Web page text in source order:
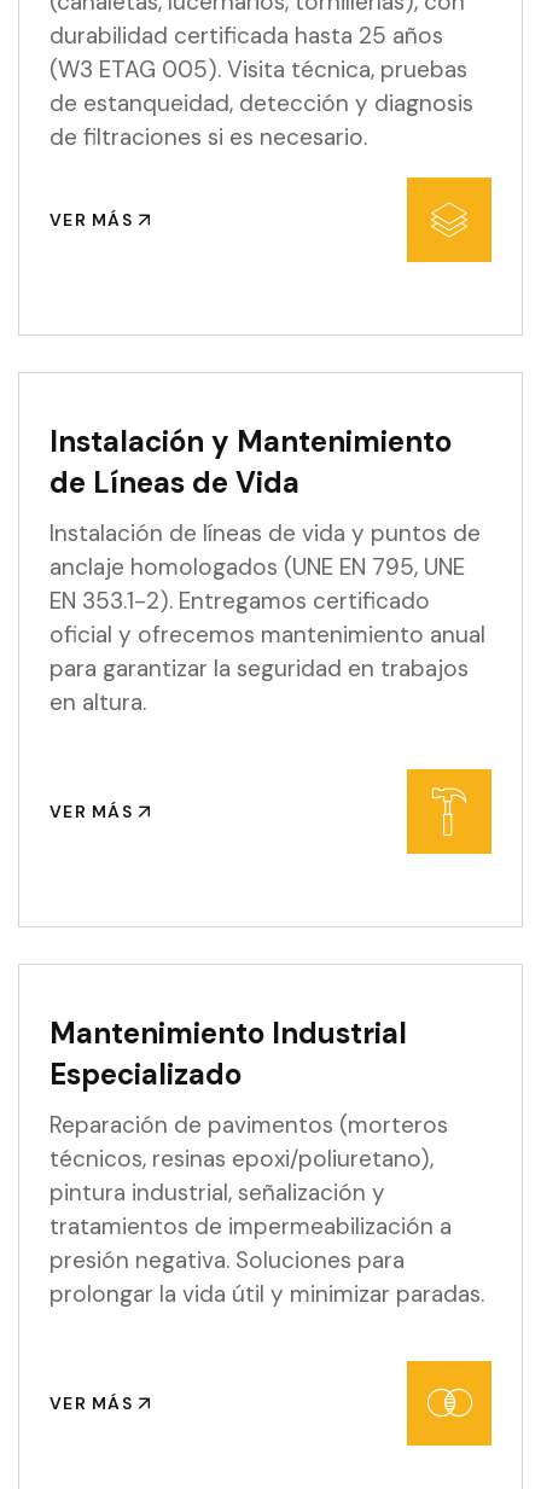
durabilidad certificada hasta 25 años
(W3 ETAG 005). Visita técnica, pruebas
de estanqueidad, detección y diagnosis
de filtraciones si es necesario.
VER MÁS
Instalación y Mantenimiento
de Líneas de Vida
Instalación de líneas de vida y puntos de
anclaje homologados (UNE EN 795, UNE
EN 353.1-2). Entregamos certificado
oficial y ofrecemos mantenimiento anual
para garantizar la seguridad en trabajos
en altura.
VER MÁS
Mantenimiento Industrial
Especializado
Reparación de pavimentos (morteros
técnicos, resinas epoxi/poliuretano),
pintura industrial, señalización y
tratamientos de impermeabilización a
presión negativa. Soluciones para
prolongar la vida útil y minimizar paradas.
VER MÁS